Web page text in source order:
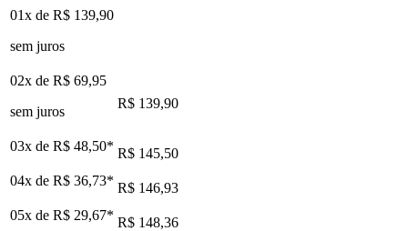
01x de R$ 139,90
sem juros
02x de R$ 69,95
sem juros
R$ 139,90
03x de R$ 48,50* R$ 145,50
04x de R$ 36,73* R$ 146,93
05x de R$ 29,67* R$ 148,36